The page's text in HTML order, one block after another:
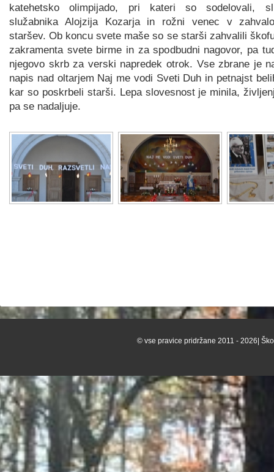
katehetsko olimpijado, pri kateri so sodelovali,
služabnika Alojzija Kozarja in rožni venec v
staršev. Ob koncu svete maše so se starši zahvalili
zakramenta svete birme in za spodbudni nagovor, pa
njegovo skrb za verski napredek otrok. Vse zbrane je
napis nad oltarjem Naj me vodi Sveti Duh in petnajst
kar so poskrbeli starši. Lepa slovesnost je minila,
pa se nadaljuje.
© vse pravice pridržane 2011 - 2026|